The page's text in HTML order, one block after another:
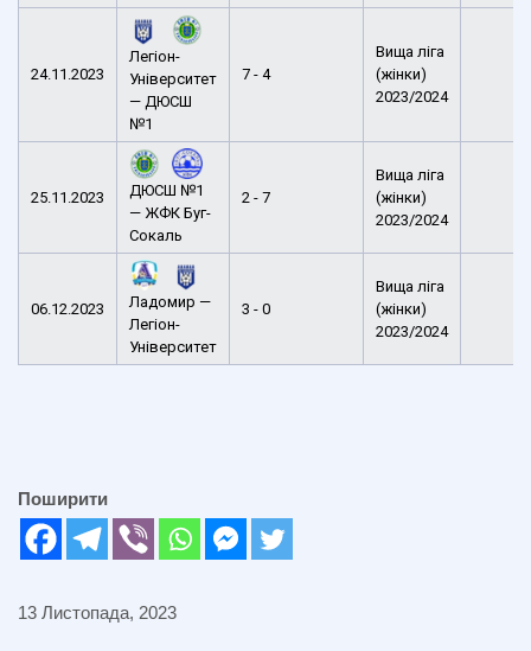
24.11.2023
Легіон-
Університет
— ДЮСШ
№1
7 - 4
Вища ліга
(жінки)
2023/2024
25.11.2023
ДЮСШ №1
— ЖФК Буг-
Сокаль
2 - 7
Вища ліга
(жінки)
2023/2024
06.12.2023
Ладомир —
Легіон-
Університет
3 - 0
Вища ліга
(жінки)
2023/2024
Поширити
13 Листопада, 2023